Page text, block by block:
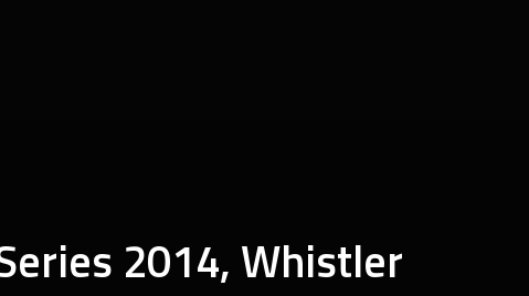
2014, Whistler